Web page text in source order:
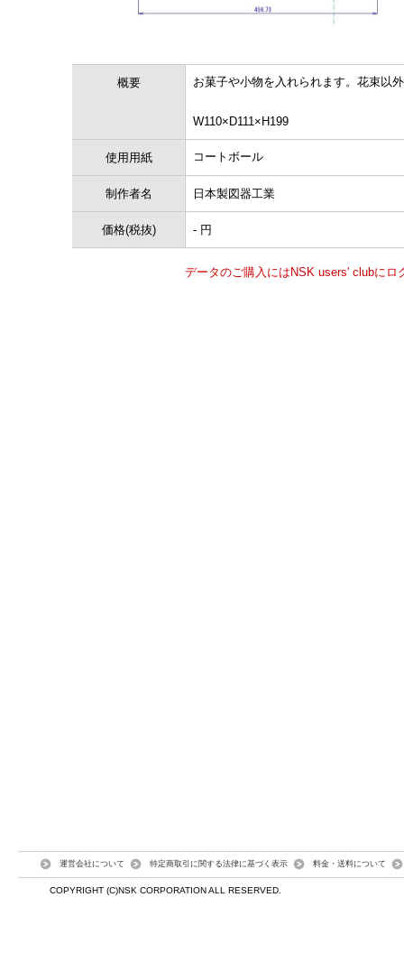
概要 お菓子や小物を入れられます。花束以
W110×D111×H199
使用用紙 コートボール
制作者名 日本製図器工業
価格(税抜) - 円
データのご購入にはNSK users' clubにロ
運営会社について 特定商取引に関する法律に基づく表示 料金・送料について
COPYRIGHT (C)NSK CORPORATION ALL RESERVED.